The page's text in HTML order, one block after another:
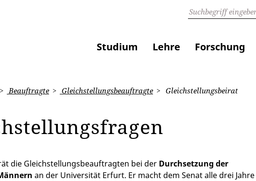
Studium Lehre Forschung
Beauftragte Gleichstellungsbeauftragte Gleichstellungsbeirat
die Gleichstellungsbeauftragten bei der Durchsetzung der
an der Universität Erfurt. Er macht dem Senat alle drei Jahre